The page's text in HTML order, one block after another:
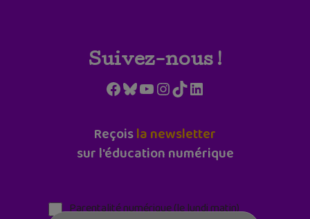
Suivez-nous !
Facebook
Bluesky
YouTube
Instagram
TikTokLinkedIn
Reçoisla newsletter
sur l'éducation numérique
Parentalité numérique (le lundi matin)